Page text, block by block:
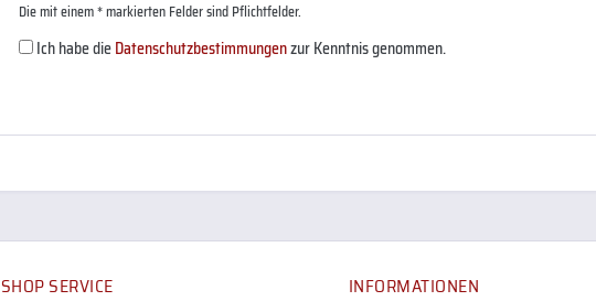
Die mit einem * markierten Felder sind Pflichtfelder.
Ich habe dieDatenschutzbestimmungenzur Kenntnis genommen.
SHOP SERVICE INFORMATIONEN